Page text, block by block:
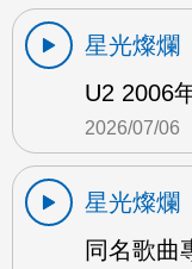
星光燦爛
U2 2006
2026/07/06
星光燦爛
同名歌曲